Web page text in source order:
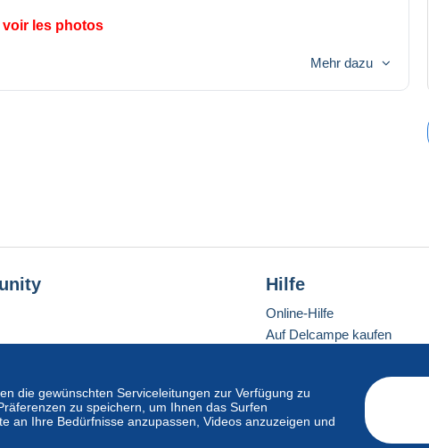
voir les photos
Mehr dazu
die gewünschten Serviceleitungen zur Verfügung zu
zu speichern, um Ihnen das Surfen
an Ihre Bedürfnisse anzupassen, Videos anzuzeigen und
Hilfe
Online-Hilfe
Auf Delcampe kaufen
Eine sichere Website